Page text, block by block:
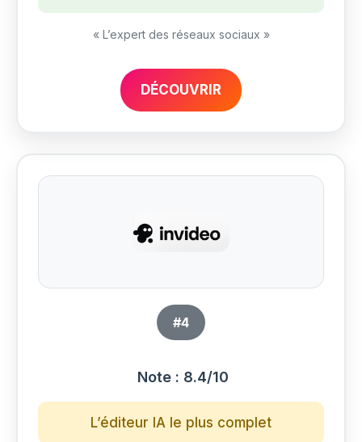
« L’expert des réseaux sociaux »
DÉCOUVRIR
#4
Note : 8.4/10
L’éditeur IA le plus complet